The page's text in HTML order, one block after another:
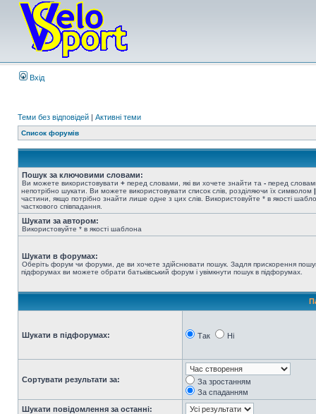
Вхід
Теми без відповідей | Активні теми
Список форумів
Пошук за ключовими словами:
Ви можете використовувати + перед словами, які ви хочете знайти та - перед
непотрібно шукати. Ви можете використовувати список слів, розділяючи їх символом |
частини, якщо потрібно знайти лише одне з цих слів. Використовуйте * в якості
часткового співпадання.
Шукати за автором:
Використовуйте * в якості шаблона
Шукати в форумах:
Оберіть форум чи форуми, де ви хочете здійснювати пошук. Задля прискорення
підфорумах ви можете обрати батьківський форум і увімкнути пошук в підфорумах.
Шукати в підфорумах: Так Ні
Сортувати результати за:
За зростанням
За спаданням
Шукати повідомлення за останні: